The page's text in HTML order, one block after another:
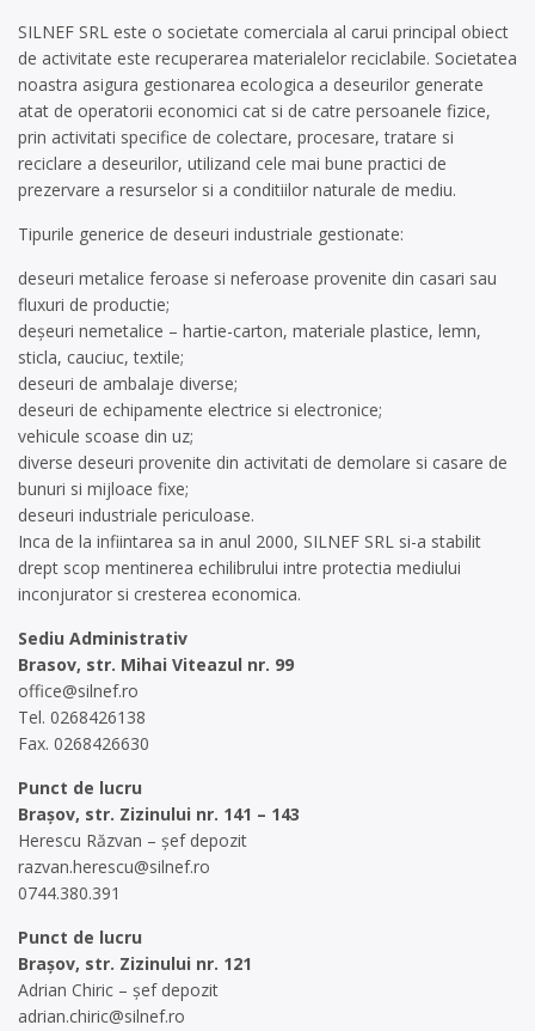
SILNEF SRL este o societate comerciala al carui principal obiect
de activitate este recuperarea materialelor reciclabile. Societatea
noastra asigura gestionarea ecologica a deseurilor generate
atat de operatorii economici cat si de catre persoanele fizice,
prin activitati specifice de colectare, procesare, tratare si
reciclare a deseurilor, utilizand cele mai bune practici de
prezervare a resurselor si a conditiilor naturale de mediu.
Tipurile generice de deseuri industriale gestionate:
deseuri metalice feroase si neferoase provenite din casari sau
fluxuri de productie;
deșeuri nemetalice – hartie-carton, materiale plastice, lemn,
sticla, cauciuc, textile;
deseuri de ambalaje diverse;
deseuri de echipamente electrice si electronice;
vehicule scoase din uz;
diverse deseuri provenite din activitati de demolare si casare de
bunuri si mijloace fixe;
deseuri industriale periculoase.
Inca de la infiintarea sa in anul 2000, SILNEF SRL si-a stabilit
drept scop mentinerea echilibrului intre protectia mediului
inconjurator si cresterea economica.
Sediu Administrativ
Brasov, str. Mihai Viteazul nr. 99
office@silnef.ro
Tel. 0268426138
Fax. 0268426630
Punct de lucru
Brașov, str. Zizinului nr. 141 – 143
Herescu Răzvan – șef depozit
razvan.herescu@silnef.ro
0744.380.391
Punct de lucru
Brașov, str. Zizinului nr. 121
Adrian Chiric – șef depozit
adrian.chiric@silnef.ro